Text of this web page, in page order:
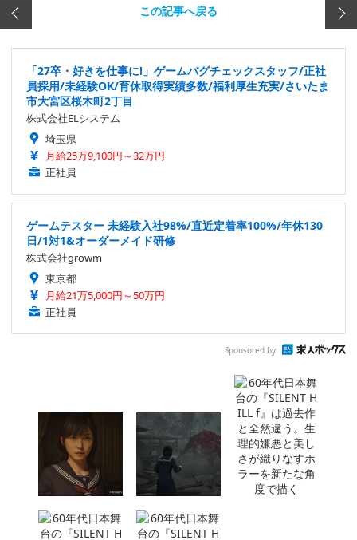
この記事へ戻る
「27卒・好きを仕事に!」ゲームバグチェックスタッフ/正社
員採用/未経験OK/育休取得実績多数/福利厚生充実/さいたま
市大宮区桜木町2丁目
株式会社ELシステム
埼玉県
月給25万9,100円～32万円
正社員
ゲームテスター 未経験入社98%/直近定着率100%/年休130
日/1対1&オーダーメイド研修
株式会社growm
東京都
月給21万5,000円～50万円
正社員
Sponsored by